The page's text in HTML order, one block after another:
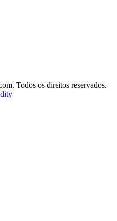
Todos os direitos reservados.